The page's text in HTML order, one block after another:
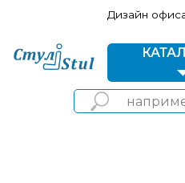
Дизайн офиса
КАТАЛОГ